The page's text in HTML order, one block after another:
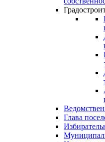
Глава